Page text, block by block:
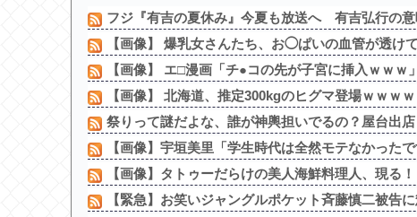
w w w w
フジ『有吉の夏休み』今夏も放送へ 有吉弘行の
【画像】 爆乳女さんたち、お◯ぱいの血管が透け
【画像】 エ□漫画「チ●コの先が子宮に挿入ｗｗ
【画像】 北海道、推定300kgのヒグマ登場ｗｗｗ
祭りって謎だよな、誰が神輿担いでるの？屋台出
【画像】宇垣美里「学生時代は全然モテなかった
【画像】タトゥーだらけの美人海鮮料理人、現る
【緊急】お笑いジャングルポケット斉藤慎二被告